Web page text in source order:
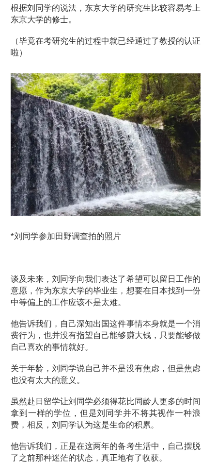
根据刘同学的说法，东京大学的研究生比较容易考上
东京大学的修士。
（毕竟在考研究生的过程中就已经通过了教授的认证
啦）
*刘同学参加田野调查拍的照片
谈及未来，刘同学向我们表达了希望可以留日工作的
意愿，作为东京大学的毕业生，想要在日本找到一份
中等偏上的工作应该不是太难。
他告诉我们，自己深知出国这件事情本身就是一个消
费行为，也并没有指望自己能够赚大钱，只要能够做
自己喜欢的事情就好。
关于年龄，刘同学说自己并不是没有焦虑，但是焦虑
也没有太大的意义。
虽然赴日留学让刘同学必须得花比同龄人更多的时间
拿到一样的学位，但是刘同学并不将其视作一种浪
费，相反，刘同学认为这是生命的积累。
他告诉我们，正是在这两年的备考生活中，自己摆脱
了之前那种迷茫的状态，真正地有了收获。